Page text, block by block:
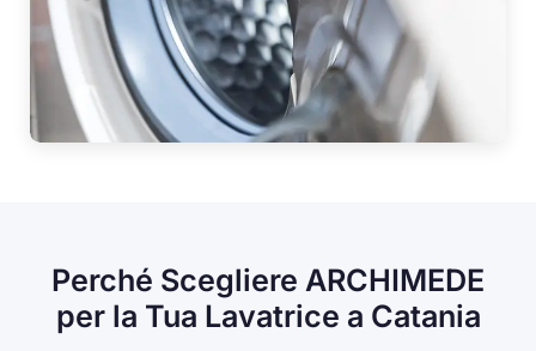
Perché Scegliere ARCHIMEDE
per la Tua Lavatrice a Catania